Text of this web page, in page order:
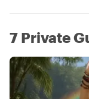
7 Private